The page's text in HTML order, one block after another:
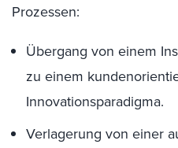
Prozessen:
Übergang von einem
zu einem
Innovationsparadigma.
Verlagerung von einer